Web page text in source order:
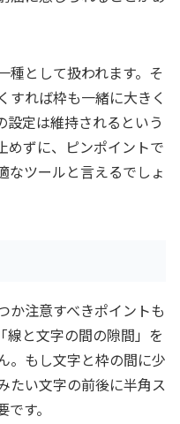
種として扱われます。そ
すれば枠も一緒に大きく
設定は維持されるという
めずに、ピンポイントで
なツールと言えるでしょ
か注意すべきポイントも
線と文字の間の隙間」を
。もし文字と枠の間に少
たい文字の前後に半角ス
す。